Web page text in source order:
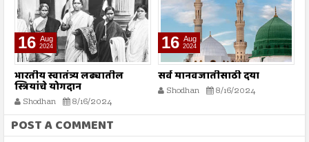
16 Aug
2024
भारतीय स्वातंत्र्य लढ्यातील
स्त्रियांचे योगदान
Shodhan 8/16/2024
16 Aug
2024
सर्व मानवजातीसाठी दया
Shodhan 8/16/2024
POST A COMMENT